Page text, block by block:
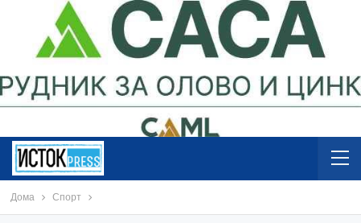
Дома Спорт